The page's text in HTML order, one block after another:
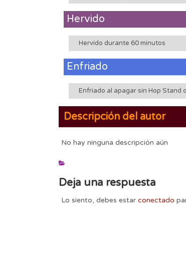
Hervido
Hervido durante 60 minutos
Enfriado
Enfriado al apagar sin Hop Stand
Descripción del autor
No hay ninguna descripción aún
Deja una respuesta
Lo siento, debes estar conectado